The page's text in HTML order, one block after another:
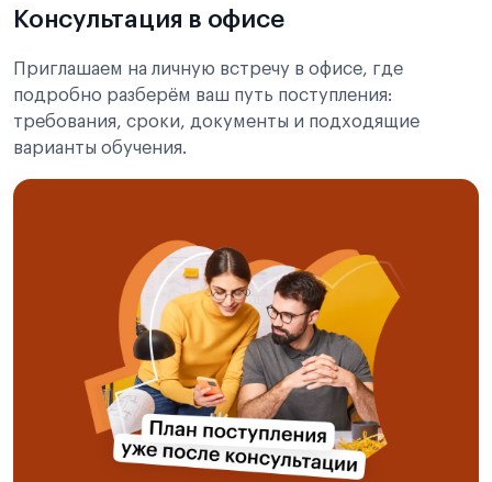
Консультация в офисе
Приглашаем на личную встречу в офисе, где
подробно разберём ваш путь поступления:
требования, сроки, документы и подходящие
варианты обучения.